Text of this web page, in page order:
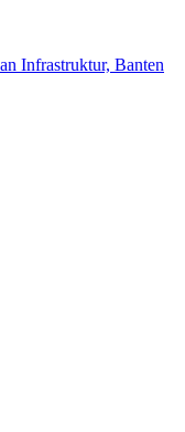
Infrastruktur, Banten